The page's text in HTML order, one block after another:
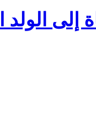
إلى الولد